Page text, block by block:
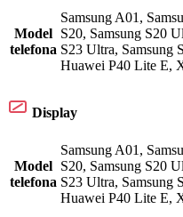
Model
telefona
Samsung A01 ,
S20, Samsung S20
S23 Ultra, Samsung
Huawei P40 Lite E,
Display
Model
telefona
Samsung A01 ,
S20, Samsung S20
S23 Ultra, Samsung
Huawei P40 Lite E,